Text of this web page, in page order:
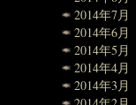
2014年7月
2014年6月
2014年5月
2014年4月
2014年3月